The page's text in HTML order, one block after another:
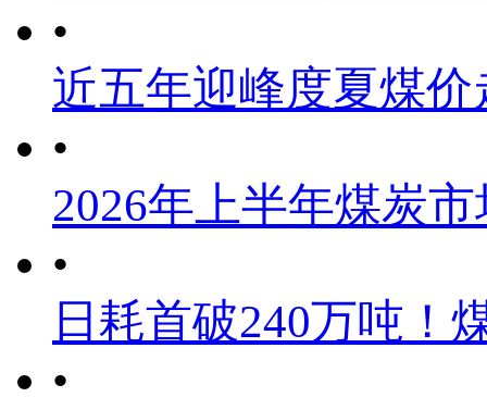
•
近五年迎峰度夏煤价
•
2026年上半年煤炭
•
日耗首破240万吨！
•